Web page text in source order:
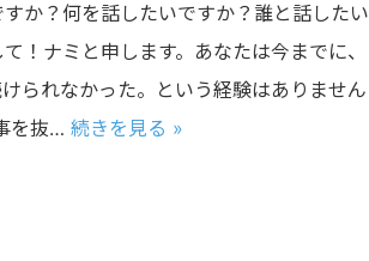
か？何を話したいですか？誰と話したい
！ナミと申します。あなたは今までに、
られなかった。という経験はありません
を抜… 続きを見る »